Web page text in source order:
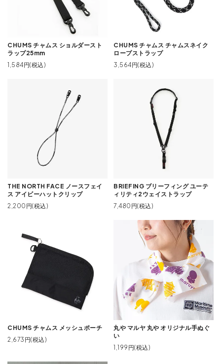
CHUMS チャムス ショルダースト
ラップ25mm
1,584円(税込)
CHUMS チャムス チャムスネイク
ロープストラップ
3,564円(税込)
THE NORTH FACE ノースフェイ
ス アイビーハットクリップ
2,200円(税込)
BRIEFING ブリーフィング ユーテ
ィリティ2ウェイストラップ
7,480円(税込)
CHUMS チャムス メッシュポーチ
2,673円(税込)
丸や マルヤ 丸や オリジナル手ぬぐ
い
1,199円(税込)